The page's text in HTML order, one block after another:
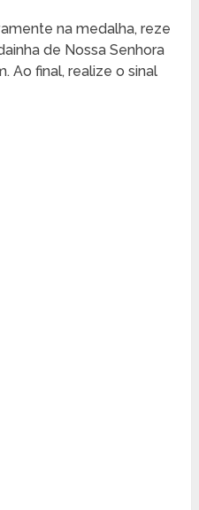
na medalha, reze
de Nossa Senhora
Ao final, realize o sinal